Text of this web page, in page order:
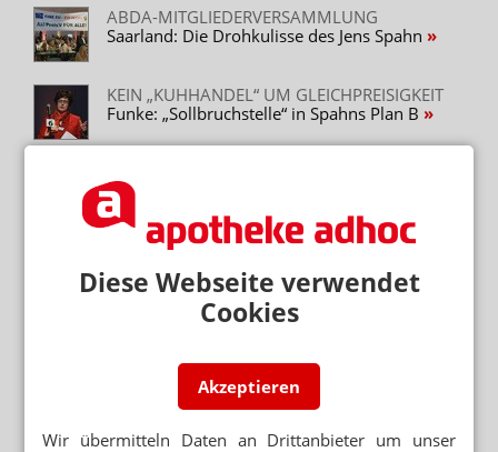
Diese Webseite verwendet
Cookies
Akzeptieren
Wir übermitteln Daten an Drittanbieter um unser
ABDA-MITGLIEDERVERSAMMLUNG
Saarland: Die Drohkulisse des Jens Spahn
KEIN „KUHHANDEL“ UM GLEICHPREISIGKEIT
Funke: „Sollbruchstelle“ in Spahns Plan B
Huml: Bayern hält am Rx-Versandverbot fest
„GESCHLOSSENES ANGEBOT“
Alles oder nichts: Erpresst Spahn die
Apotheker?
Gleichpreisigkeit kann man führen“
RX-VERSANDVERBOT
SPD und Kassen feiern Spahn